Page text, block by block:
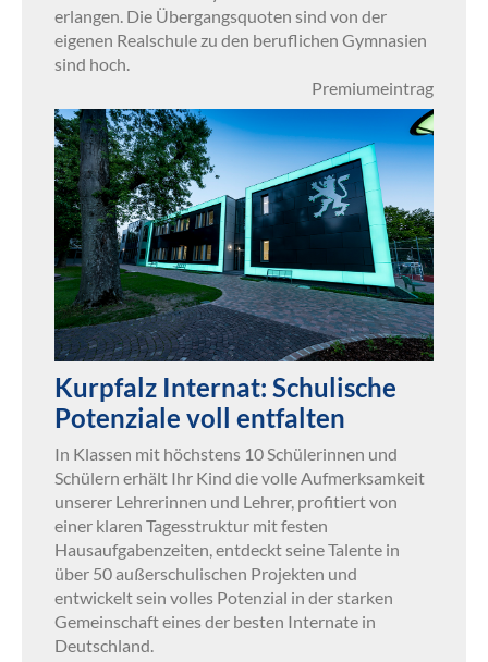
erlangen. Die Übergangsquoten sind von der
eigenen Realschule zu den beruflichen Gymnasien
sind hoch.
Premiumeintrag
Kurpfalz Internat: Schulische
Potenziale voll entfalten
In Klassen mit höchstens 10 Schülerinnen und
Schülern erhält Ihr Kind die volle Aufmerksamkeit
unserer Lehrerinnen und Lehrer, profitiert von
einer klaren Tagesstruktur mit festen
Hausaufgabenzeiten, entdeckt seine Talente in
über 50 außerschulischen Projekten und
entwickelt sein volles Potenzial in der starken
Gemeinschaft eines der besten Internate in
Deutschland.